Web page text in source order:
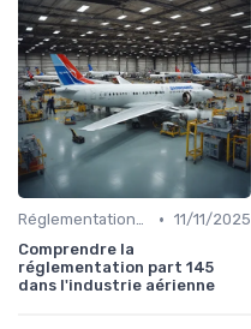
Réglementations Internationales • 11/11/2025
Comprendre la
réglementation part 145
dans l'industrie aérienne